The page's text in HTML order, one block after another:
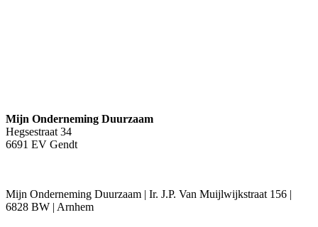
Mijn Onderneming Duurzaam
Hegsestraat 34
6691 EV Gendt
Mijn Onderneming Duurzaam | Ir. J.P. Van Muijlwijkstraat 156 |
6828 BW | Arnhem